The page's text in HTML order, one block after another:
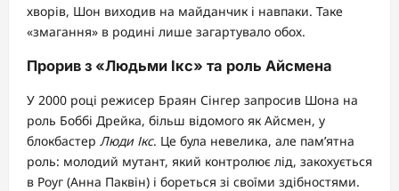
хворів, Шон виходив на майданчик і навпаки. Таке
«змагання» в родині лише загартувало обох.
Прорив з «Людьми Ікс» та роль Айсмена
У 2000 році режисер Браян Сінгер запросив Шона на
роль Боббі Дрейка, більш відомого як Айсмен, у
блокбастер Люди Ікс. Це була невелика, але пам’ятна
роль: молодий мутант, який контролює лід, закохується
в Роуг (Анна Паквін) і бореться зі своїми здібностями.